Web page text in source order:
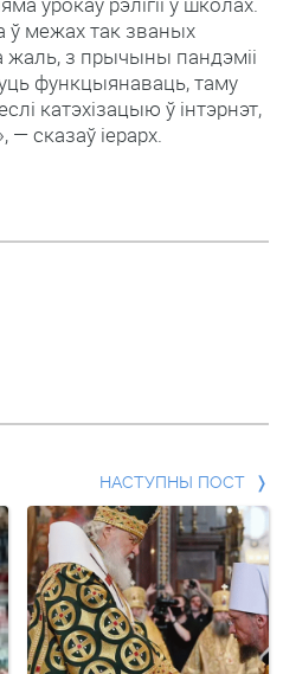
ў межах так званых
жаль, з прычыны пандэміі
функцыянаваць, таму
катэхізацыю ў інтэрнэт,
— сказаў іерарх.
НАСТУПНЫ ПОСТ